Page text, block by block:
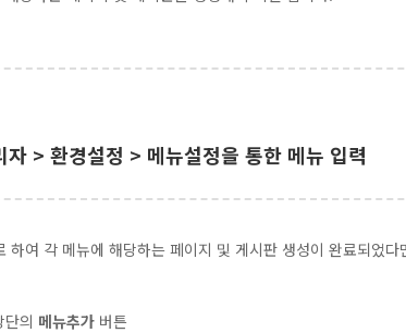
> 환경설정 > 메뉴설정을 통한 메뉴 입력
하여 각 메뉴에 해당하는 페이지 및 게시판 생성이 완료되었
의 메뉴추가 버튼